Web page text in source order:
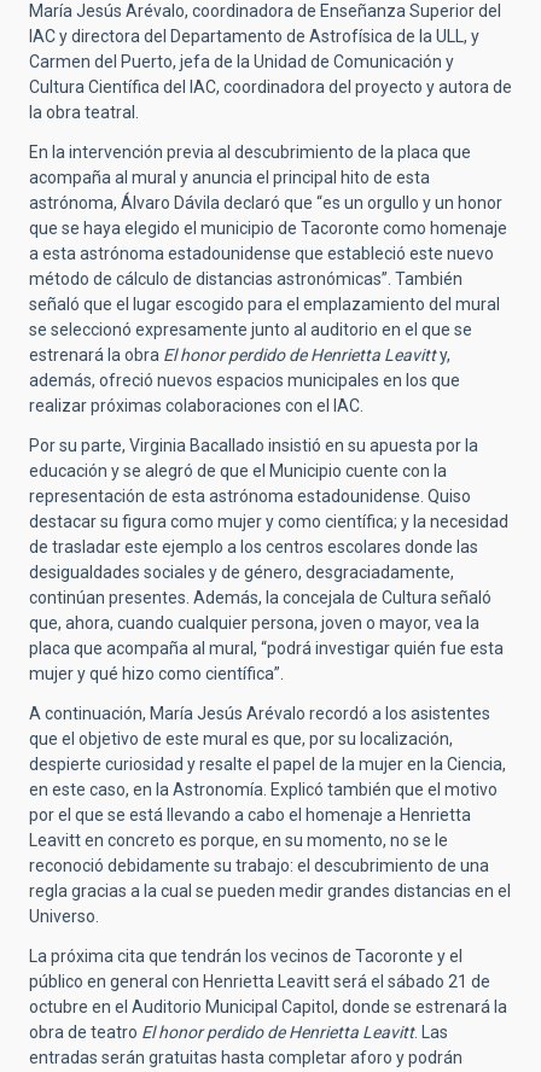
María Jesús Arévalo, coordinadora de Enseñanza Superior del
IAC y directora del Departamento de Astrofísica de la ULL, y
Carmen del Puerto, jefa de la Unidad de Comunicación y
Cultura Científica del IAC, coordinadora del proyecto y autora de
la obra teatral.
En la intervención previa al descubrimiento de la placa que
acompaña al mural y anuncia el principal hito de esta
astrónoma, Álvaro Dávila declaró que “es un orgullo y un honor
que se haya elegido el municipio de Tacoronte como homenaje
a esta astrónoma estadounidense que estableció este nuevo
método de cálculo de distancias astronómicas”. También
señaló que el lugar escogido para el emplazamiento del mural
se seleccionó expresamente junto al auditorio en el que se
estrenará la obra El honor perdido de Henrietta Leavitty,
además, ofreció nuevos espacios municipales en los que
realizar próximas colaboraciones con el IAC.
Por su parte, Virginia Bacallado insistió en su apuesta por la
educación y se alegró de que el Municipio cuente con la
representación de esta astrónoma estadounidense. Quiso
destacar su figura como mujer y como científica; y la necesidad
de trasladar este ejemplo a los centros escolares donde las
desigualdades sociales y de género, desgraciadamente,
continúan presentes. Además, la concejala de Cultura señaló
que, ahora, cuando cualquier persona, joven o mayor, vea la
placa que acompaña al mural, “podrá investigar quién fue esta
mujer y qué hizo como científica”.
A continuación, María Jesús Arévalo recordó a los asistentes
que el objetivo de este mural es que, por su localización,
despierte curiosidad y resalte el papel de la mujer en la Ciencia,
en este caso, en la Astronomía. Explicó también que el motivo
por el que se está llevando a cabo el homenaje a Henrietta
Leavitt en concreto es porque, en su momento, no se le
reconoció debidamente su trabajo: el descubrimiento de una
regla gracias a la cual se pueden medir grandes distancias en el
Universo.
La próxima cita que tendrán los vecinos de Tacoronte y el
público en general con Henrietta Leavitt será el sábado 21 de
octubre en el Auditorio Municipal Capitol, donde se estrenará la
obra de teatro El honor perdido de Henrietta Leavitt. Las
entradas serán gratuitas hasta completar aforo y podrán